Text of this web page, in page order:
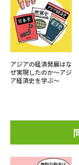
アジアの経済発展はな
ぜ実現したのか～アジ
ア経済史を学ぶ～